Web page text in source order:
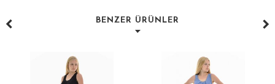
BENZER ÜRÜNLER